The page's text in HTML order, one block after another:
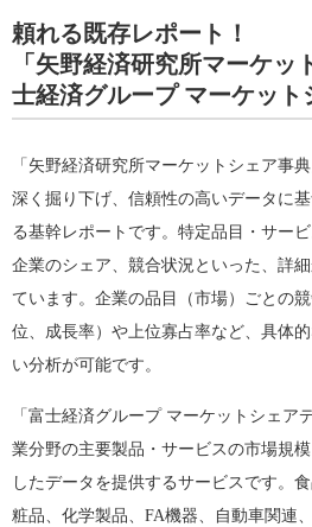
頼れる既存レポート！
「矢野経済研究所マーケッ
士経済グループ マーケット
「矢野経済研究所マーケットシェア事
深く掘り下げ、信頼性の高いデータに
る基幹レポートです。特定品目・サー
企業のシェア、競合状況といった、詳
ています。企業の品目（市場）ごとの
位、成長率）や上位寡占率など、具体
い分析が可能です。
「富士経済グループ マーケットシェア
業分野の主要製品・サービスの市場規
したデータを提供するサービスです。
粧品、化学製品、FA機器、自動車関連